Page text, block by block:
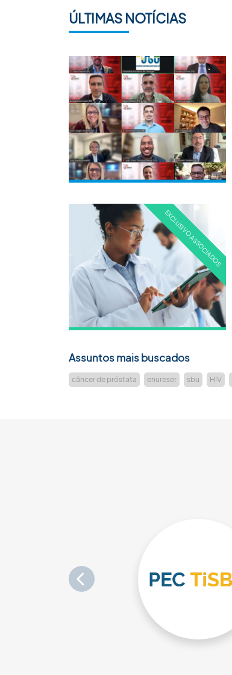
ÚLTIMAS NOTÍCIAS
Assuntos mais buscados
câncer de próstata enureser sbu HIV